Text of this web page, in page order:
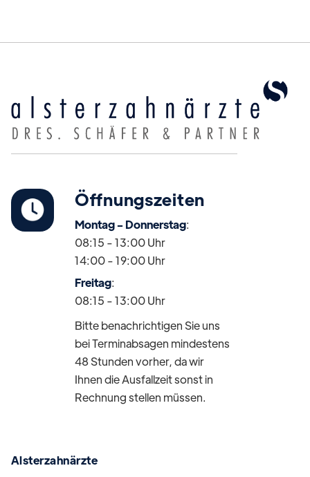
Öffnungszeiten
Montag - Donnerstag:
08:15 - 13:00 Uhr
14:00 - 19:00 Uhr
Freitag:
08:15 - 13:00 Uhr
Bitte benachrichtigen Sie uns
bei Terminabsagen mindestens
48 Stunden vorher, da wir
Ihnen die Ausfallzeit sonst in
Rechnung stellen müssen.
Alsterzahnärzte